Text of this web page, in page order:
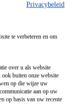
Privacybeleid
te verbeteren en om
over u als website
buiten onze website
op die wijze uw
aan op uw
op basis van uw recente